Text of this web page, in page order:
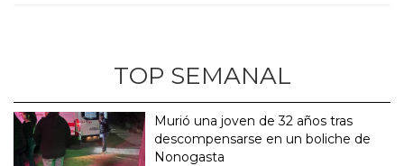
TOP SEMANAL
Murió una joven de 32 años tras
descompensarse en un boliche de
Nonogasta